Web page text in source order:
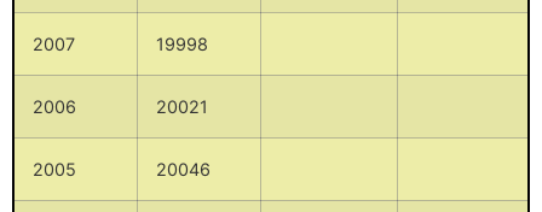
2007 19998
2006 20021
2005 20046